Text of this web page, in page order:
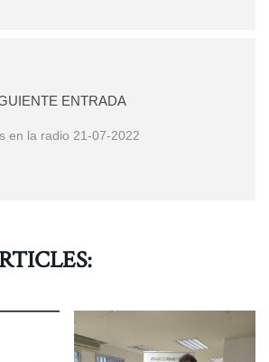
ENTRADA
en la radio 21-07-2022